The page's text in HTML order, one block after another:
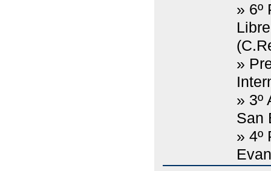
» 6º
»
» 3º
San
» 4º